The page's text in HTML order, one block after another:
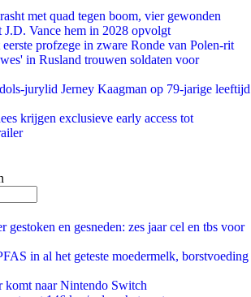
met quad tegen boom, vier gewonden
Vance hem in 2028 opvolgt
profzege in zware Ronde van Polen-rit
in Rusland trouwen soldaten voor
jurylid Jerney Kaagman op 79-jarige leeftijd
krijgen exclusieve early access tot
gestoken en gesneden: zes jaar cel en tbs voor
in al het geteste moedermelk, borstvoeding
komt naar Nintendo Switch